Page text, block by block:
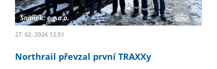
27. 02. 2026 12:51
Northrail převzal první TRAXXy